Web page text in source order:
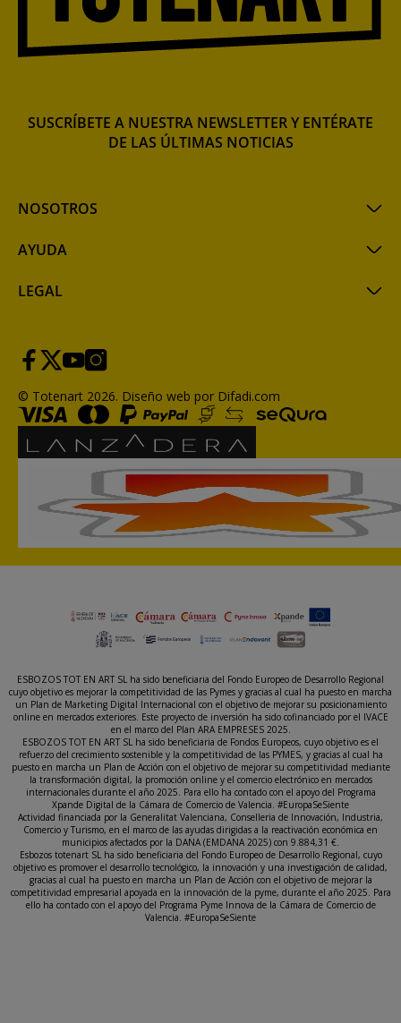
NOSOTROS
AYUDA
LEGAL
SUSCRÍBETE A NUESTRA NEWSLETTER Y ENTÉRATE
DE LAS ÚLTIMAS NOTICIAS
© Totenart 2026. Diseño web por Difadi.com
ESBOZOS TOT EN ART SL ha sido beneficiaria del Fondo Europeo de Desarrollo Regional
cuyo objetivo es mejorar la competitividad de las Pymes y gracias al cual ha puesto en marcha
un Plan de Marketing Digital Internacional con el objetivo de mejorar su posicionamiento
online en mercados exteriores. Este proyecto de inversión ha sido cofinanciado por el IVACE
en el marco del Plan ARA EMPRESES 2025.
ESBOZOS TOT EN ART SL ha sido beneficiaria de Fondos Europeos, cuyo objetivo es el
refuerzo del crecimiento sostenible y la competitividad de las PYMES, y gracias al cual ha
puesto en marcha un Plan de Acción con el objetivo de mejorar su competitividad mediante
la transformación digital, la promoción online y el comercio electrónico en mercados
internacionales durante el año 2025. Para ello ha contado con el apoyo del Programa
Xpande Digital de la Cámara de Comercio de Valencia. #EuropaSeSiente
Actividad financiada por la Generalitat Valenciana, Conselleria de Innovación, Industria,
Comercio y Turismo, en el marco de las ayudas dirigidas a la reactivación económica en
municipios afectados por la DANA (EMDANA 2025) con 9.884,31 €.
Esbozos totenart SL ha sido beneficiaria del Fondo Europeo de Desarrollo Regional, cuyo
objetivo es promover el desarrollo tecnológico, la innovación y una investigación de calidad,
gracias al cual ha puesto en marcha un Plan de Acción con el objetivo de mejorar la
competitividad empresarial apoyada en la innovación de la pyme, durante el año 2025. Para
ello ha contado con el apoyo del Programa Pyme Innova de la Cámara de Comercio de
Valencia. #EuropaSeSiente